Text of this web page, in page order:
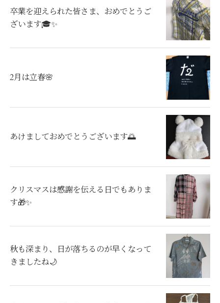
卒業を迎えられた皆さま、おめでとうご
ざいます🎓✨
2月は立春🌸
あけましておめでとうございます🌅
クリスマスは感謝を伝える日でもありま
す🎁✨
秋も深まり、日が落ちるのが早くなって
きましたね🌙